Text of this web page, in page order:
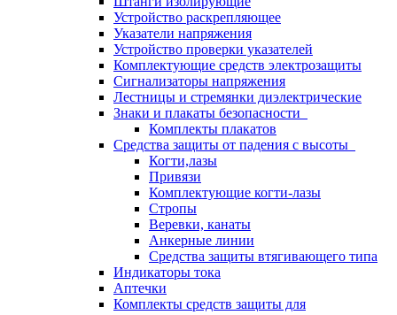
Устройство раскрепляющее
Указатели напряжения
Устройство проверки указателей
Комплектующие средств электрозащиты
Сигнализаторы напряжения
Лестницы и стремянки диэлектрические
Знаки и плакаты безопасности
Комплекты плакатов
Средства защиты от падения с высоты
Когти,лазы
Привязи
Комплектующие когти-лазы
Стропы
Веревки, канаты
Анкерные линии
Средства защиты втягивающего типа
Индикаторы тока
Аптечки
Комплекты средств защиты для